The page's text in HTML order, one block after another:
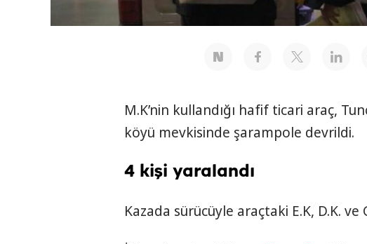
M.K’nin kullandığı hafif ticari araç,
köyü mevkisinde şarampole devrildi.
4 kişi yaralandı
Kazada sürücüyle araçtaki E.K, D.K. ve